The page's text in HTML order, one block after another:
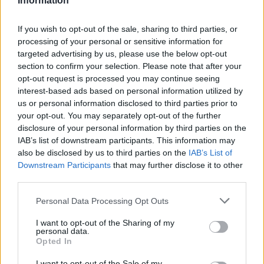
If you wish to opt-out of the sale, sharing to third parties, or
processing of your personal or sensitive information for
targeted advertising by us, please use the below opt-out
section to confirm your selection. Please note that after your
opt-out request is processed you may continue seeing
interest-based ads based on personal information utilized by
us or personal information disclosed to third parties prior to
your opt-out. You may separately opt-out of the further
disclosure of your personal information by third parties on the
IAB’s list of downstream participants. This information may
also be disclosed by us to third parties on the IAB’s List of
Downstream Participants that may further disclose it to other
Personal Data Processing Opt Outs
I want to opt-out of the Sharing of my
personal data.
Opted In
Ministerstvo v kauze haldy Heřmanice rozhodlo, že
viník neexistuje
4.8.2026 19:12 | OSTRAVA ( ČTK )
Diskuse: 2
Za škodu za zavezení haldy
Heřmanice v Ostravě statisíci
tunami odpadu není podle
ministerstva životního
prostředí (MŽP) nikdo
odpovědný a neexistuje oficiální viník. O rozhodnutí resortu
informovalwebSeznam Zprávy. Kauzu čtyři roky prošetřovali
odborníci z České inspekce životního prostředí (ČIŽP), letos na jaře
ji převzalo ministerstvo. Ani po letech vyšetřování nebylo podle
webu známo, co přesně se v haldě skrývá, inspekce si proto loni
objednala sérii vrtů a následných analýz odebraných vzorků. Práce
pro jejich nadbytečnost.
Dvě polské tepelné elektrárny omezují provoz kvůli
nízké hladině Visly